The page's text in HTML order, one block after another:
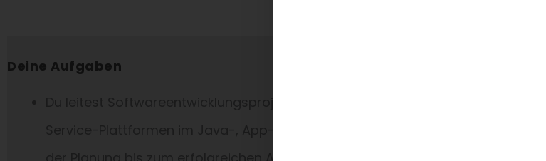
Deine Aufgaben